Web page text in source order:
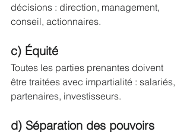
décisions : direction, management,
conseil, actionnaires.
c) Équité
Toutes les parties prenantes doivent
être traitées avec impartialité : salariés,
partenaires, investisseurs.
d) Séparation des pouvoirs